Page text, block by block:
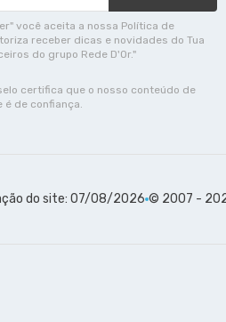
você aceita a nossa Política de
receber dicas e novidades do Tua
do grupo Rede D'Or."
certifica que o nosso conteúdo de
é de confiança.
do site: 07/08/2026 © 2007 -